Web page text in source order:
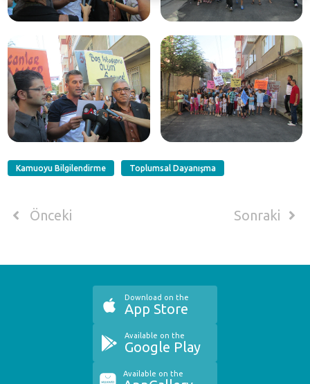
Kamuoyu Bilgilendirme Toplumsal Dayanışma
Önceki Sonraki
Download on the
App Store
Available on the
Google Play
Available on the